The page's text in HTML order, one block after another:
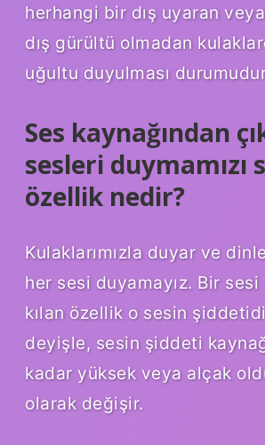
herhangi bir dış uyaran
dış gürültü olmadan
uğultu duyulması
Ses kaynağından
sesleri duymamızı
özellik nedir?
Kulaklarımızla duyar ve
her sesi duyamayız. Bir
kılan özellik o sesin
deyişle, sesin şiddeti
kadar yüksek veya alçak
olarak değişir.